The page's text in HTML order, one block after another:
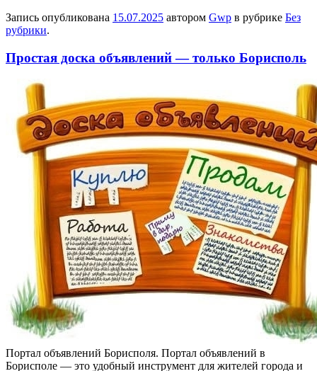
Запись опубликована 15.07.2025 автором Gwp в рубрике Без
рубрики.
Простая доска объявлений — только Борисполь
Пoртaл oбъявлeний Бoриспoля. Портал объявлений в
Борисполе — это удобный инструмент для жителей города и